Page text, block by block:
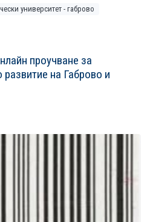
университет - габрово
проучване за
на Габрово и